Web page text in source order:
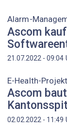
Alarm-
Ascom
21.07.2022 - 09:04
E-Health-Projekt
Ascom
02.02.2022 - 11:49